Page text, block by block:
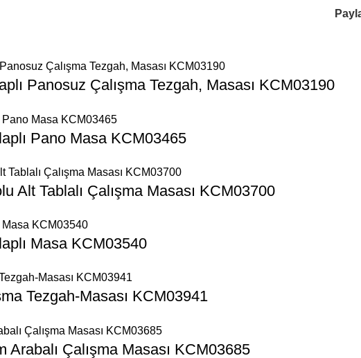
Panosuz Çalışma Tezgah, Masası KCM03190
Pano Masa KCM03465
Alt Tablalı Çalışma Masası KCM03700
Masa KCM03540
Tezgah-Masası KCM03941
Arabalı Çalışma Masası KCM03685